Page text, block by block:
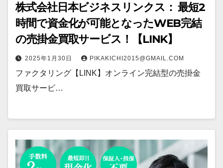
株式会社日本ビジネスリンクス： 最短2
時間で資金化が可能となったWEB完結
の売掛金買取サービス！【LINK】
2025年1月30日 PIKAKICHI2015@GMAIL.COM
ファクタリング【LINK】オンライン完結型の売掛金
買取サービ…